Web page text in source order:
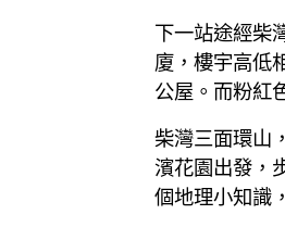
下一站途經柴
廈，樓宇高低
公屋。而粉紅
柴灣三面環山
濱花園出發，
個地理小知識